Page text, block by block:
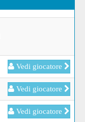
Vedi giocatore
Vedi giocatore
Vedi giocatore